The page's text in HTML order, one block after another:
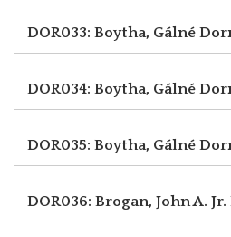
DOR033: Boytha, Gálné
DOR034: Boytha, Gálné
DOR035: Boytha, Gálné
DOR036: Brogan, John A. Jr.